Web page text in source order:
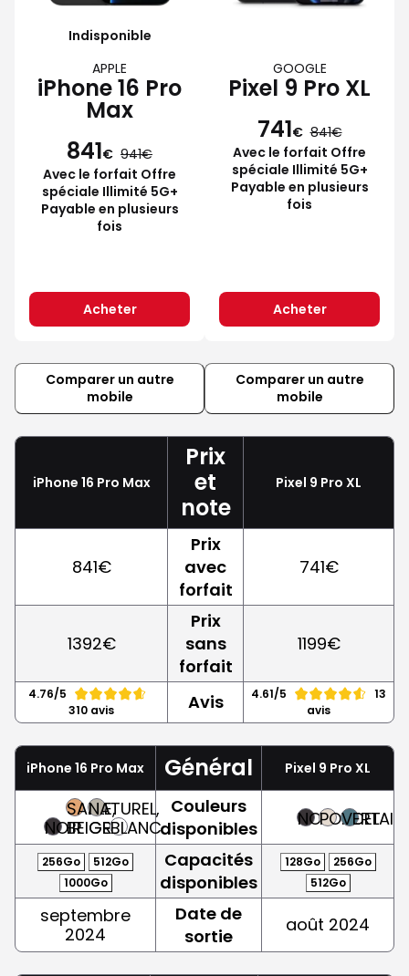
Indisponible
APPLE
iPhone 16 Pro
Max
841€ 941
Avec le forfait Offre
spéciale Illimité 5G+
Payable en plusieurs
fois
Acheter
GOOGLE
Pixel 9 Pro XL
741€ 841
Avec le forfait Offre
spéciale Illimité 5G+
Payable en plusieurs
fois
Acheter
Comparer un autre
mobile
Comparer un autre
mobile
iPhone 16 Pro Max
Prix
et
note
Pixel 9 Pro XL
841€
Prix
avec
forfait
741€
1392€
Prix
sans
forfait
1199€
4.76/5
310 avis
Avis 4.61/5
13
avis
iPhone 16 Pro Max Général Pixel 9 Pro XL
NOIR
SABLE,
BEIGE
NATUREL,
GRISBLANC
Couleurs
disponibles
NOIR VERT
256Go
512Go
1000Go
Capacités
disponibles
128Go
256Go
512Go
septembre
2024
Date de
sortie
août 2024